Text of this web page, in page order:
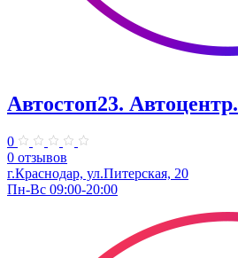
Автостоп23. ​Автоцентр.
0
0 отзывов
г.Краснодар, ул.Питерская, 20
Пн-Вс 09:00-20:00